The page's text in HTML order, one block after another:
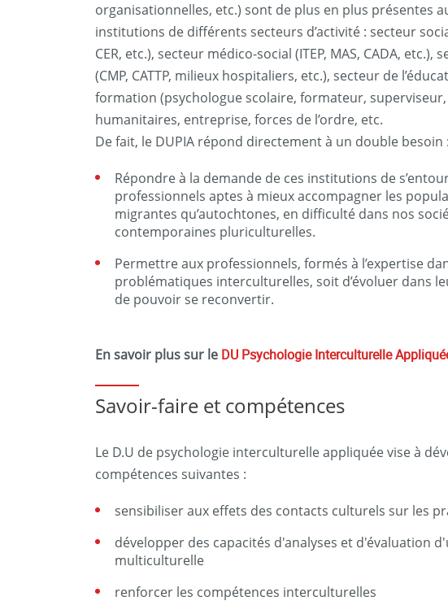
organisationnelles, etc.) sont de plus en plus présentes
institutions de différents secteurs d’activité : secteur social
CER, etc.), secteur médico-social (ITEP, MAS, CADA, etc.),
(CMP, CATTP, milieux hospitaliers, etc.), secteur de
formation (psychologue scolaire, formateur, superviseur,
humanitaires, entreprise, forces de l’ordre, etc.
De fait, le DUPIA répond directement à un double besoin :
Répondre à la demande de ces institutions de
professionnels aptes à mieux accompagner les
migrantes qu’autochtones, en difficulté dans nos
contemporaines pluriculturelles.
Permettre aux professionnels, formés à l’expertise
problématiques interculturelles, soit d’évoluer dans
de pouvoir se reconvertir.
En savoir plus sur le DU Psychologie Interculturelle
Savoir-faire et compétences
Le D.U de psychologie interculturelle appliquée vise à
compétences suivantes :
sensibiliser aux effets des contacts culturels sur les
développer des capacités d'analyses et d'évaluation
multiculturelle
renforcer les compétences interculturelles